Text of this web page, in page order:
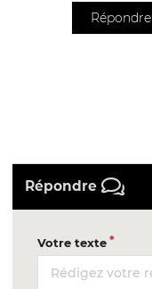
Répondre
Répondre
Votre texte